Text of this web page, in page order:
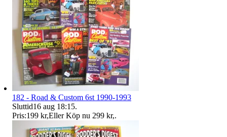
182 - Road & Custom 6st 1990-1993
Sluttid16 aug 18:15.
Pris:199 kr,Eller Köp nu 299 kr,.